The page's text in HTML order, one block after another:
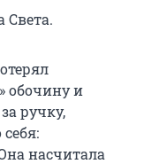
Света.
обочину и
ручку,
насчитала